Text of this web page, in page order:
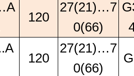
120
27(21)…7
0(66)
120
27(21)…7
0(66)